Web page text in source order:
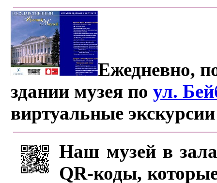
Ежедневно,
здании музея поул.
виртуальные
Наш музей в
QR-коды,